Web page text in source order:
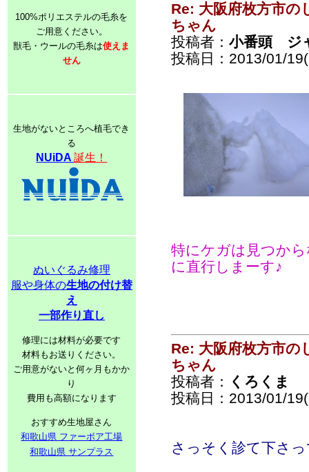
100%ポリエステルの毛糸を
ご用意ください。
獣毛・ウールの毛糸は使えま
せん
生地がないところへ植毛でき
る
NUiDA誕生！
ぬいぐるみ修理
服や身体の生地の付け替
え
一部作り直し
修理には材料が必要です
材料もお送りください。
ご用意がないと何ヶ月もかか
り
費用も高額になります
おすすめ生地屋さん
和歌山県 ファーボア工場
和歌山県 サンプラス
Re: 大阪府枚方市の
ちゃん
投稿者： 小番頭 ジ
投稿日：2013/01/
特にケガは見つか
に直行しまーす♪
Re: 大阪府枚方市の
ちゃん
投稿者：
くろくま
投稿日：2013/01/
さっそく診て下さ